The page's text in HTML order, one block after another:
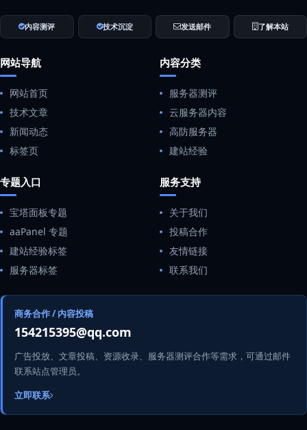
内容测评 技术沉淀 发送邮件 了解本站
网站导航
网站首页
技术文章
新闻动态
标签页
内容分类
服务器测评
云服务器内容
高防服务器
建站经验
专题入口
宝塔面板专题
aaPanel 专题
建站经验标签
服务器标签
服务支持
关于我们
投稿合作
友情链接
联系我们
商务合作 / 内容投稿
154215395@qq.com
广告投放、文章投稿、资源收录、服务器测评合作等需求，可通过邮件
联系站点管理员。
立即联系